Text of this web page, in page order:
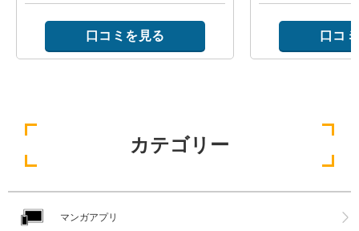
口コミを見る 口コ
カテゴリー
マンガアプリ